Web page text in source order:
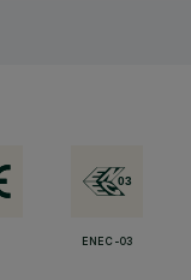
ENEC-03